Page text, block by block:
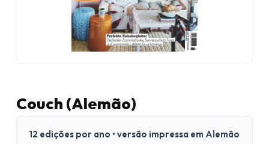
Couch (Alemão)
12 edições por ano • versão impressa em Alemão